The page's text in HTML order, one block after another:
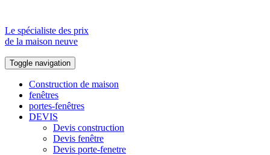
Le spécialiste des prix
de la maison neuve
Toggle navigation
Construction de maison
fenêtres
portes-fenêtres
DEVIS
Devis construction
Devis fenêtre
Devis porte-fenetre